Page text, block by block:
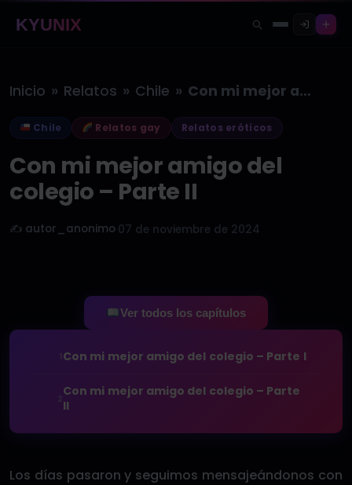
KYUNIX
Inicio » Relatos » Chile » Con mi mejor amigo del colegio…
Chile Relatos gay Relatos eróticos
Con mi mejor amigo del
colegio – Parte II
✍️ autor_anonimo 07 de noviembre de 2024
Ver todos los capítulos
Con mi mejor amigo del colegio – Parte I
Con mi mejor amigo del colegio – Parte
II
Los días pasaron y seguimos mensajeándonos con